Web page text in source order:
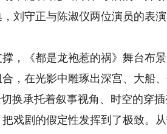
刘守正与陈淑仪两位演员的表
《都是龙袍惹的祸》舞台布景
，在光影中雕琢出深宫、大船
换承托着叙事视角、时空的穿
戏剧的假定性发挥到了极致。